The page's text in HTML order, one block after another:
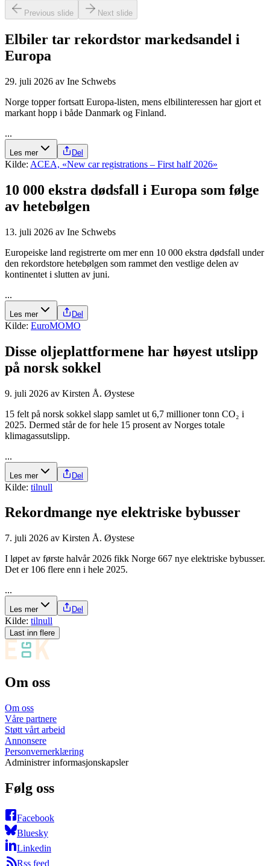
Previous slide Next slide
Elbiler tar rekordstor markedsandel i
Europa
29. juli 2026 av Ine Schwebs
Norge topper fortsatt Europa-listen, mens elbilinteressen har gjort et
markant hopp i både Danmark og Finland.
...
Les mer Del
Kilde: ACEA, «New car registrations – First half 2026»
10 000 ekstra dødsfall i Europa som følge
av hetebølgen
13. juli 2026 av Ine Schwebs
Europeiske land registrerte om mer enn 10 000 ekstra dødsfall under
den rekordstore hetebølgen som rammet den vestlige delen av
kontinentet i slutten av juni.
...
Les mer Del
Kilde: EuroMOMO
Disse olje­plattformene har høyest utslipp
på norsk sokkel
9. juli 2026 av Kirsten Å. Øystese
15 felt på norsk sokkel slapp samlet ut 6,7 millioner tonn CO₂ i
2025. Dermed står de for hele 15 prosent av Norges totale
klimagassutslipp.
...
Les mer Del
Kilde: tilnull
Rekordmange nye elektriske bybusser
7. juli 2026 av Kirsten Å. Øystese
I løpet av første halvår 2026 fikk Norge 667 nye elektriske bybusser.
Det er 106 flere enn i hele 2025.
...
Les mer Del
Kilde: tilnull
Last inn flere
Om oss
Om oss
Våre partnere
Støtt vårt arbeid
Annonsere
Personvernerklæring
Administrer informasjonskapsler
Følg oss
Facebook
Bluesky
Linkedin
Rss feed